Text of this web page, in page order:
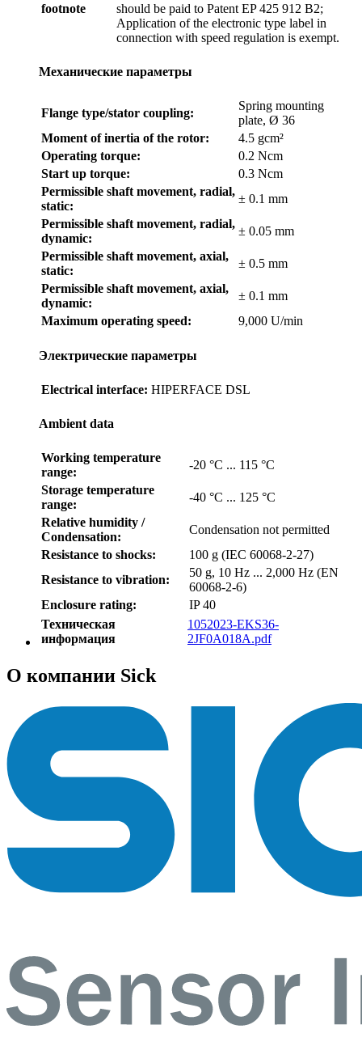
footnote
should be paid to Patent EP 425 912 B2;
Application of the electronic type label in
connection with speed regulation is exempt.
Механические параметры
Flange type/stator coupling:
Spring mounting
plate, Ø 36
Moment of inertia of the rotor:
4.5 gcm²
Operating torque:
0.2 Ncm
Start up torque:
0.3 Ncm
Permissible shaft movement, radial,
static:
± 0.1 mm
Permissible shaft movement, radial,
dynamic:
± 0.05 mm
Permissible shaft movement, axial,
static:
± 0.5 mm
Permissible shaft movement, axial,
dynamic:
± 0.1 mm
Maximum operating speed:
9,000 U/min
Электрические параметры
Electrical interface: HIPERFACE DSL
Ambient data
Working temperature
range:
-20 °C ... 115 °C
Storage temperature
range:
-40 °C ... 125 °C
Relative humidity /
Condensation:
Condensation not permitted
Resistance to shocks:
100 g (IEC 60068-2-27)
Resistance to vibration:
50 g, 10 Hz ... 2,000 Hz (EN
60068-2-6)
Enclosure rating:
IP 40
Техническая
информация
1052023-EKS36-
2JF0A018A.pdf
О компании Sick